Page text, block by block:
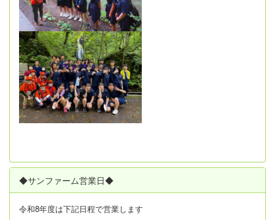
◆サンファーム営業日◆
令和8年度は下記日程で営業します